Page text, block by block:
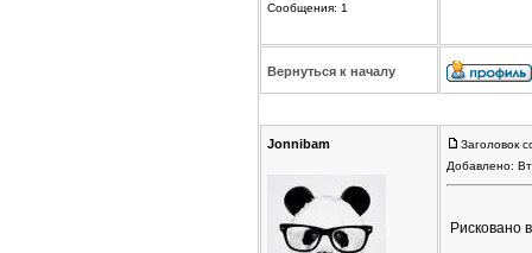
Сообщения: 1
Вернуться к началу
Jonnibam
Заголовок
Добавлено:
Рисковано